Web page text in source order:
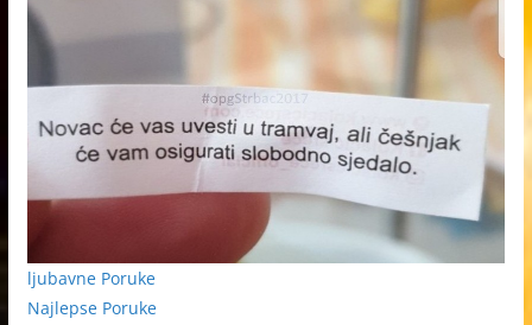
ljubavne Poruke
Najlepse Poruke